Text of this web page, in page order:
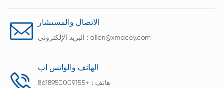
الاتصال والمستشار
البريد الإلكتروني : allen@xmacey.com
الهاتف والواتس اب
هاتف : +8618950009155